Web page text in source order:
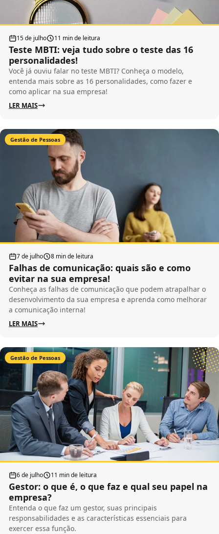
15 de julho 11 min de leitura
Teste MBTI: veja tudo sobre o teste das 16
personalidades!
Você já ouviu falar no teste MBTI? Conheça o modelo,
entenda mais sobre as 16 personalidades, como fazer e
como aplicar na sua empresa!
LER MAIS
Gestão de Pessoas
7 de julho 8 min de leitura
Falhas de comunicação: quais são e como
evitar na sua empresa!
Conheça as falhas de comunicação que podem atrapalhar o
desenvolvimento da sua empresa e aprenda como melhorar
a comunicação interna!
LER MAIS
Gestão de Pessoas
6 de julho 11 min de leitura
Gestor: o que é, o que faz e qual seu papel na
empresa?
Entenda o que faz um gestor, suas principais
responsabilidades e as características essenciais para
exercer essa função.